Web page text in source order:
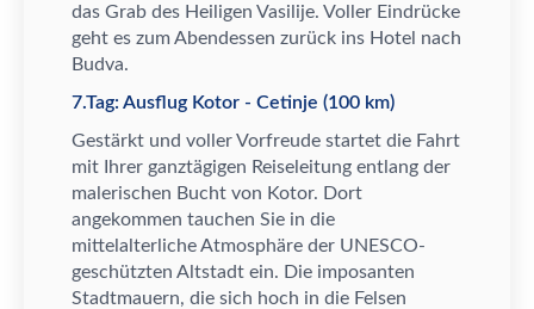
das Grab des Heiligen Vasilije. Voller Eindrücke
geht es zum Abendessen zurück ins Hotel nach
Budva.
7.Tag: Ausflug Kotor - Cetinje (100 km)
Gestärkt und voller Vorfreude startet die Fahrt
mit Ihrer ganztägigen Reiseleitung entlang der
malerischen Bucht von Kotor. Dort
angekommen tauchen Sie in die
mittelalterliche Atmosphäre der UNESCO-
geschützten Altstadt ein. Die imposanten
Stadtmauern, die sich hoch in die Felsen